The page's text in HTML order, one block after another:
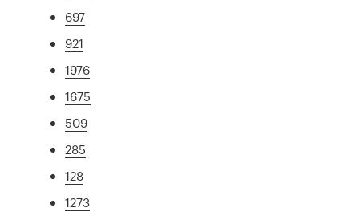
697
921
1976
1675
509
285
128
1273